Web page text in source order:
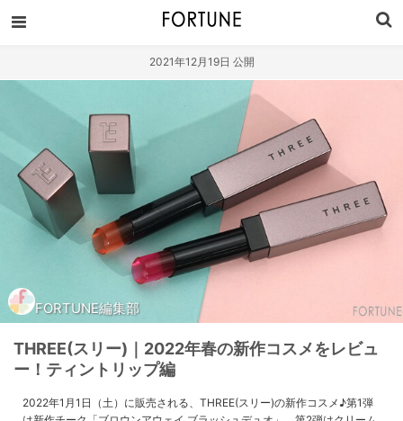
2021年12月19日 公開
FORTUNE編集部
THREE(スリー)｜2022年春の新作コスメをレビュ
ー！ティントリップ編
2022年1月1日（土）に販売される、THREE(スリー)の新作コスメ♪第1弾